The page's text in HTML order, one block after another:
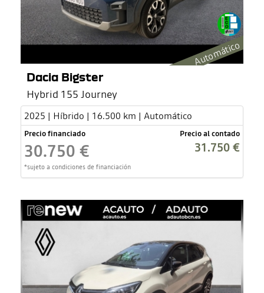
Automático
Dacia Bigster
Hybrid 155 Journey
2025 | Híbrido | 16.500 km | Automático
Precio financiado
30.750 €
*sujeto a condiciones de financiación
Precio al contado
31.750 €